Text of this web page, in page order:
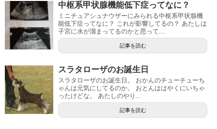
中枢系甲状腺機能低下症ってなに？
ミニチュアシュナウザーにみられる中枢系甲状腺機
能低下症ってなに？ これが影響してるの？ あたしは
子宮に水が溜まってるのかと思って...
記事を読む
スラタローザのお誕生日
スラタローザのお誕生日。 おかんのチューチューち
ゃんは元気にしてるのか。 おとんははやくにいちゃ
ったけどな。 あたしのやり...
記事を読む